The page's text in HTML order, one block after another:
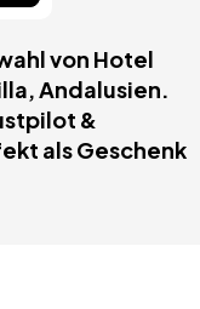
von Hotel
Andalusien.
&
als Geschenk